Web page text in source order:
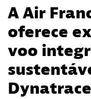
A Air
oferece
voo
Dynatrace